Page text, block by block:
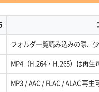
フォルダ一覧読み込みの際、
MP4（H.264・H.265）は再生
MP3 / AAC / FLAC / ALAC 再生